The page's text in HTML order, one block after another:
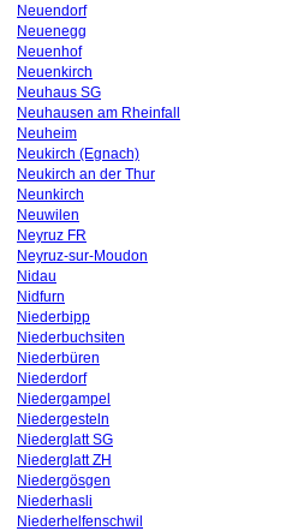
Neuendorf
Neuenegg
Neuenhof
Neuenkirch
Neuhaus SG
Neuhausen am Rheinfall
Neuheim
Neukirch (Egnach)
Neukirch an der Thur
Neunkirch
Neuwilen
Neyruz FR
Neyruz-sur-Moudon
Nidau
Nidfurn
Niederbipp
Niederbuchsiten
Niederbüren
Niederdorf
Niedergampel
Niedergesteln
Niederglatt SG
Niederglatt ZH
Niedergösgen
Niederhasli
Niederhelfenschwil